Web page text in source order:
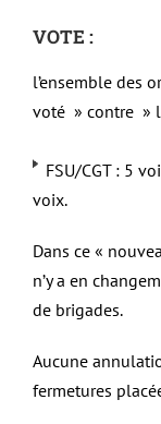
VOTE :
l’ensemble des
voté » contre »
FSU/CGT : 5
voix.
Dans ce «
n’y a en
de brigades.
Aucune
fermetures